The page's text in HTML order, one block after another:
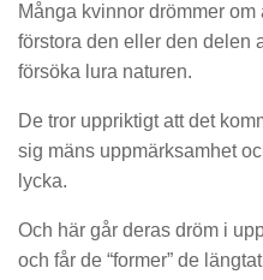
Många kvinnor drömmer om
förstora den eller den delen
försöka lura naturen.
De tror uppriktigt att det
sig mäns uppmärksamhet
lycka.
Och här går deras dröm i
och får de “former” de